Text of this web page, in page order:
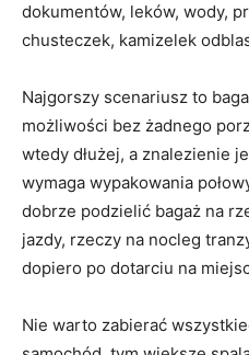
dokumentów, leków, wody,
chusteczek, kamizelek
Najgorszy scenariusz to
możliwości bez żadnego
wtedy dłużej, a znalezienie
wymaga wypakowania
dobrze podzielić bagaż na
jazdy, rzeczy na nocleg
dopiero po dotarciu na
Nie warto zabierać